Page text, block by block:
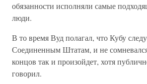
обязанности исполняли самые
люди.
В то время Вуд полагал, что Кубу
Соединенным Штатам, и не
концов так и произойдет, хотя
говорил.